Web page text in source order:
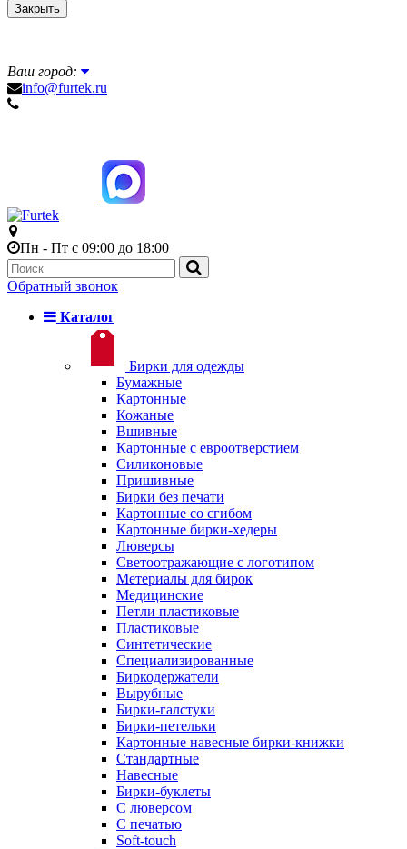
Закрыть
Ваш город:
info@furtek.ru
Пн - Пт с 09:00 до 18:00
Обратный звонок
Каталог
Бирки для одежды
Бумажные
Картонные
Кожаные
Вшивные
Картонные с евроотверстием
Силиконовые
Пришивные
Бирки без печати
Картонные со сгибом
Картонные бирки-хедеры
Люверсы
Светоотражающие с логотипом
Метериалы для бирок
Медицинские
Петли пластиковые
Пластиковые
Синтетические
Специализированные
Биркодержатели
Вырубные
Бирки-галстуки
Бирки-петельки
Картонные навесные бирки-книжки
Стандартные
Навесные
Бирки-буклеты
С люверсом
С печатью
Soft-touch